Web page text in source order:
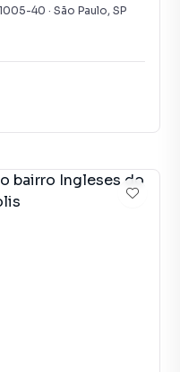
40 · São Paulo, SP